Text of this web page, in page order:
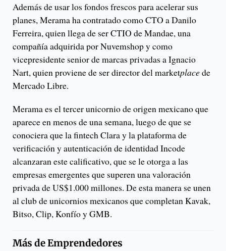
Además de usar los fondos frescos para acelerar sus
planes, Merama ha contratado como CTO a Danilo
Ferreira, quien llega de ser CTIO de Mandae, una
compañía adquirida por Nuvemshop y como
vicepresidente senior de marcas privadas a Ignacio
Nart, quien proviene de ser director del marketplacede
Mercado Libre.
Merama es el tercer unicornio de origen mexicano que
aparece en menos de una semana, luego de que se
conociera que la fintech Clara y la plataforma de
verificación y autenticación de identidad Incode
alcanzaran este calificativo, que se le otorga a las
empresas emergentes que superen una valoración
privada de US$1.000 millones. De esta manera se unen
al club de unicornios mexicanos que completan Kavak,
Bitso, Clip, Konfío y GMB.
Más deEmprendedores